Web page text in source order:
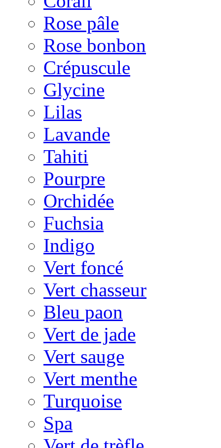
Rose pâle
Rose bonbon
Crépuscule
Glycine
Lilas
Lavande
Tahiti
Pourpre
Orchidée
Fuchsia
Indigo
Vert foncé
Vert chasseur
Bleu paon
Vert de jade
Vert sauge
Vert menthe
Turquoise
Spa